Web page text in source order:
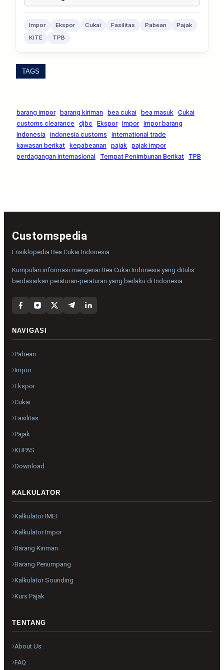
Impor Ekspor Cukai Fasilitas Pabean
Pajak
KITE
TPB
TAGS
barang impor barang kiriman bea cukai bea masuk Cukai
customs clearance
djbc Ekspor Impor impor barang
Indonesia indonesia customs
international trade
kawasan berikat
kepabeanan pajak pajak impor
perdagangan internasional
Tempat Penimbunan Berikat TPB
Customspedia
Ensiklopedia Bea Cukai Indonesia
Kumpulan informasi mengenai Bea Cukai Indonesia yang ditulis
berdasarkan peraturan-peraturan yang berlaku di Indonesia.
NAVIGASI
Pabean
Impor
Ekspor
Cukai
Fasilitas
Pajak
KUPAS
Download
KALKULATOR
Kalkulator IMEI
Kalkulator Impor
Barang Kiriman
Barang Penumpang
Kalkulator Sounding
Kurs Pajak
TENTANG
About Us
FAQ